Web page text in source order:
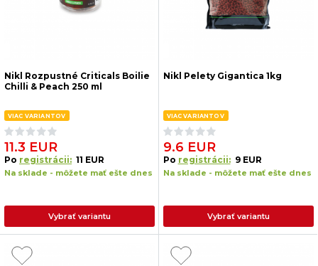
Nikl Rozpustné Criticals Boilie
Chilli & Peach 250 ml
VIAC VARIANTOV
11.3 EUR
Po registrácii: 11 EUR
Na sklade - môžete mať ešte dnes
Vybrať variantu
Nikl Pelety Gigantica 1kg
VIAC VARIANTOV
9.6 EUR
Po registrácii: 9 EUR
Na sklade - môžete mať ešte dnes
Vybrať variantu